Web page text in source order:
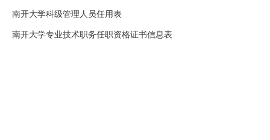
南开大学科级管理人员任用表
南开大学专业技术职务任职资格证书信息表